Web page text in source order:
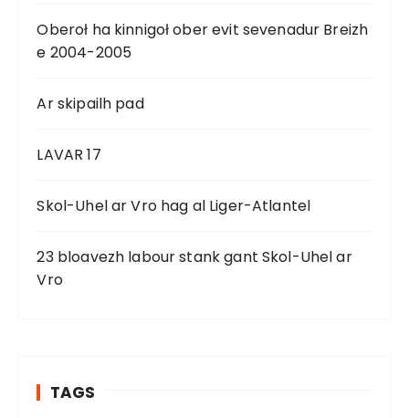
Oberoł ha kinnigoł ober evit sevenadur Breizh
e 2004-2005
Ar skipailh pad
LAVAR 17
Skol-Uhel ar Vro hag al Liger-Atlantel
23 bloavezh labour stank gant Skol-Uhel ar
Vro
TAGS